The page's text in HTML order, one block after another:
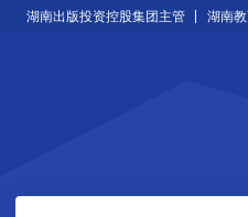
湖南出版投资控股集团主管 湖南